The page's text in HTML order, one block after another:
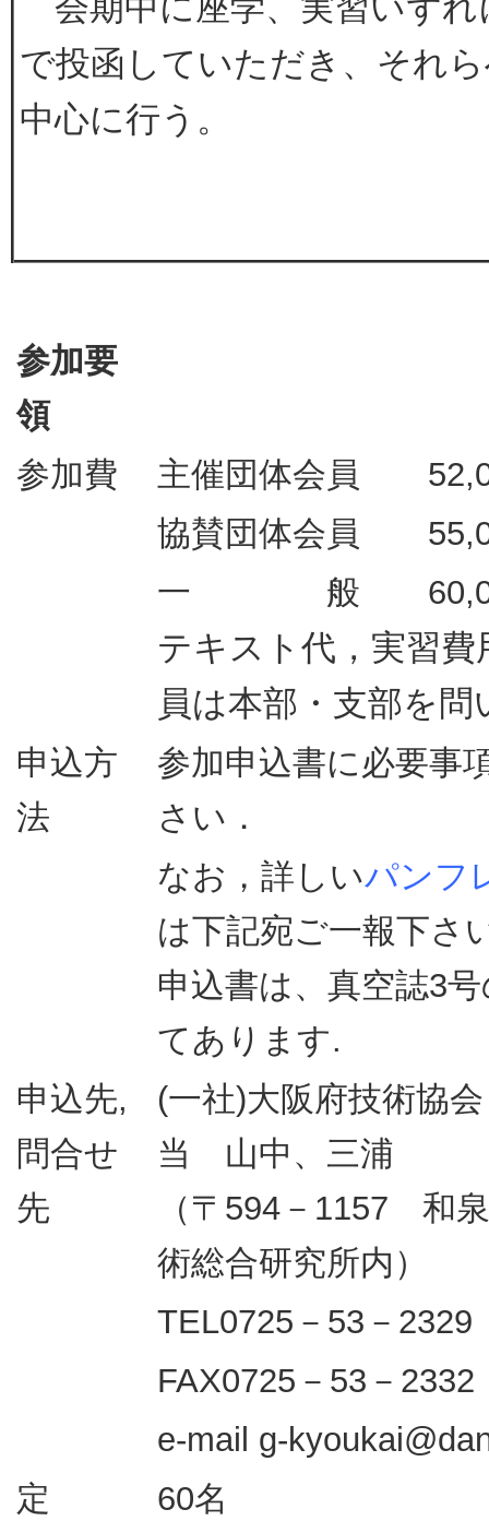
で投函していただき、それ
中心に行う。
参加要
領
参加費
主催団体会員
協賛団体会員
一 般
テキスト代，実習
員は本部・支部を
申込方
法
参加申込書に必要事
さい．
なお，詳しいパンフ
は下記宛ご一報下さ
申込書は、真空誌3
てあります.
申込先,
問合せ
先
(一社)大阪府技術協
当 山中、三浦
（〒594－1157 和
術総合研究所内）
TEL0725－53－2329
FAX0725－53－2332
e-mail g-
定
60名